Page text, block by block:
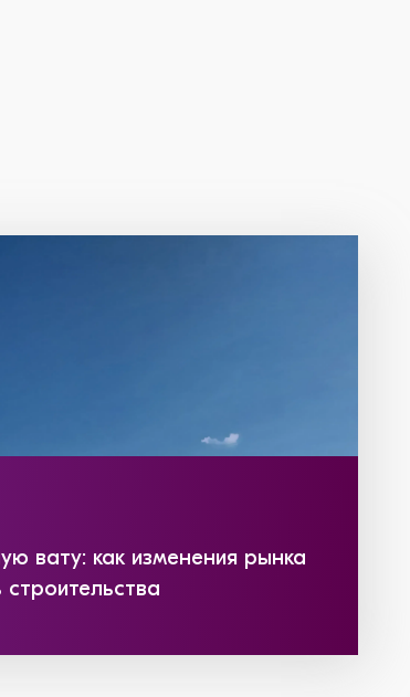
вату: как изменения рынка